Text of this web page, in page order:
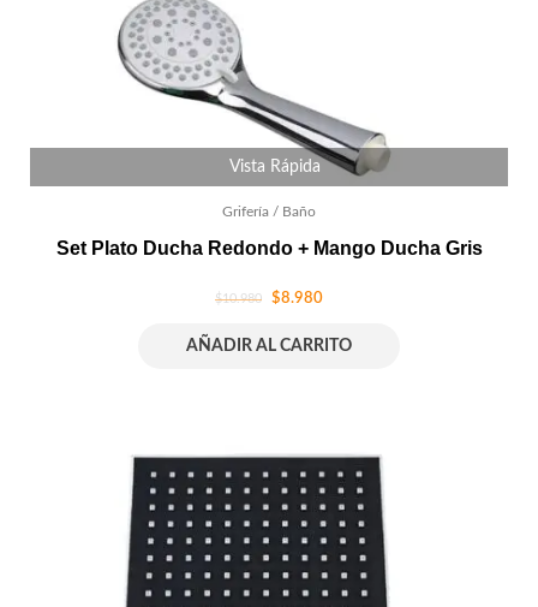
Vista Rápida
Grifería / Baño
Set Plato Ducha Redondo + Mango Ducha Gris
$10.980 $8.980
AÑADIR AL CARRITO